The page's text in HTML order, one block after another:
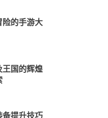
险的手游大
王国的辉煌
备提升技巧